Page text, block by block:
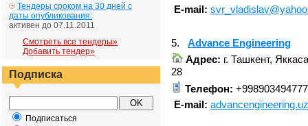
Тендеры сроком на 30 дней с
даты опубликования:
активен до 07.11.2011
Смотреть все тендеры»
Добавить тендер»
Подписка
Подписаться
E-mail:
5. Advance Engineering
Адрес: г. Ташкент,
28
Телефон: +998903494777
E-mail: